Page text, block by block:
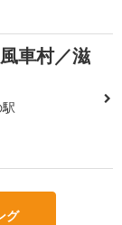
車村／滋
グ